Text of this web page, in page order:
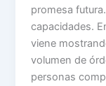
promesa
capacidades.
viene
volumen de
personas